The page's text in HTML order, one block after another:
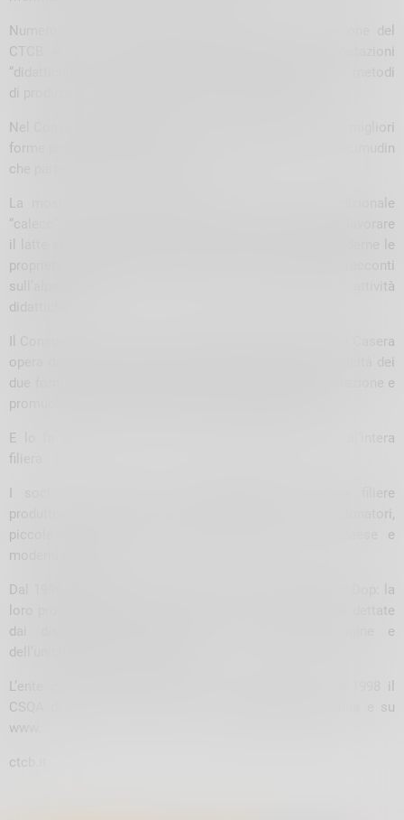
Numerose sono le attività organizzate in collaborazione del
CTCB e aperte al pubblico, tra degustazioni e postazioni
“didattiche” per esperienze immersive di narrazione dei metodi
di produzione e delle caratteristiche dei prodotti DOP.
Nel Convento di Sant’Antonio, di scena la Casera con le migliori
forme prodotte nell’annata di Bitto, Valtellina Casera e Scimudin
che parteciperanno al concorso.
La mostra offre anche l’occasione di vedere il tradizionale
“calecc” – storica “baita itinerante” del Bitto, usata per lavorare
il latte subito dopo la mungitura in modo da non disperderne le
proprietà organolettiche – ma anche di ascoltare i racconti
sull’alpeggio dei soci del consorzio e assistere ad attività
didattiche.
Il Consorzio per la Tutela dei Formaggi Bitto e Valtellina Casera
opera dal 1995 in provincia di Sondrio per difendere l’unicità dei
due formaggi Dop valtellinesi, tutelarli da qualsiasi imitazione e
promuoverli sul mercato nazionale ed internazionale.
E lo fa grazie ad una serie di scrupolosi controlli sull’intera
filiera.
I soci del Consorzio, che appartengono alle due filiere
produttive sono 165 tra allevatori, produttori e stagionatori,
piccole e grandi aziende zootecniche, latterie di paese e
moderni caseifici.
Dal 1996 Valtellina Casera e Bitto hanno conseguito la Dop: la
loro produzione segue ritmi, saperi e regole ben precise dettate
dai disciplinari di produzione, a garanzia dell’origine e
dell’unicità di questi formaggi.
L’ente certificatore a garanzia del consumatore è dal 1998 il
CSQA di Thiene. #Followus su #formaggidopdivaltellina e su
www.
ctcb.it